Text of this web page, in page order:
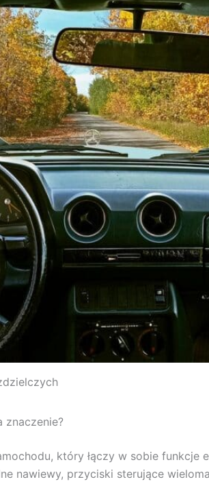
znaczenie?
który łączy w sobie funkcje
nawiewy, przyciski sterujące